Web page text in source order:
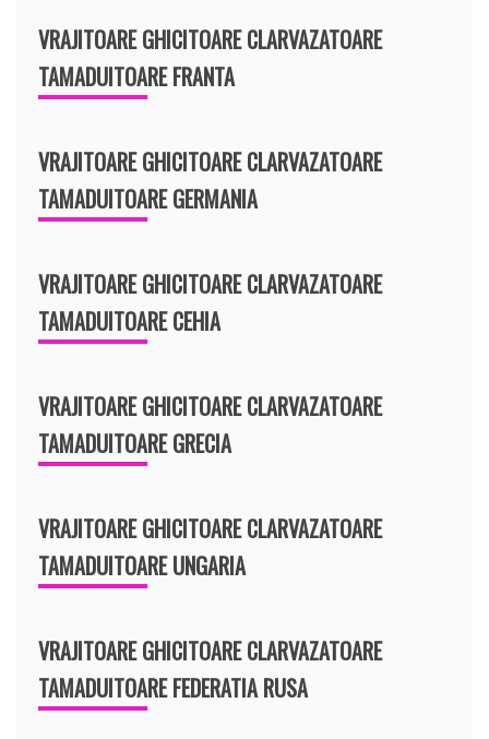
VRAJITOARE GHICITOARE CLARVAZATOARE
TAMADUITOARE FRANTA
VRAJITOARE GHICITOARE CLARVAZATOARE
TAMADUITOARE GERMANIA
VRAJITOARE GHICITOARE CLARVAZATOARE
TAMADUITOARE CEHIA
VRAJITOARE GHICITOARE CLARVAZATOARE
TAMADUITOARE GRECIA
VRAJITOARE GHICITOARE CLARVAZATOARE
TAMADUITOARE UNGARIA
VRAJITOARE GHICITOARE CLARVAZATOARE
TAMADUITOARE FEDERATIA RUSA